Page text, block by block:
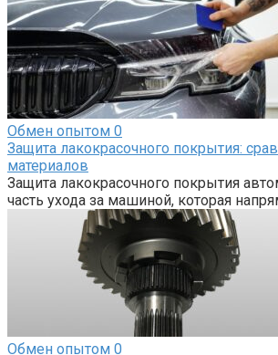
Обмен опытом 0
Защита лакокрасочного покрытия:
материалов
Защита лакокрасочного покрытия
часть ухода за машиной, которая
Обмен опытом 0